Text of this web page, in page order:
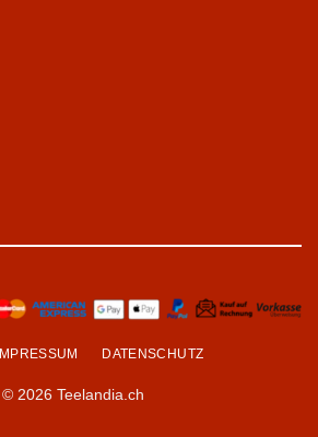
IMPRESSUM DATENSCHUTZ
© 2026 Teelandia.ch